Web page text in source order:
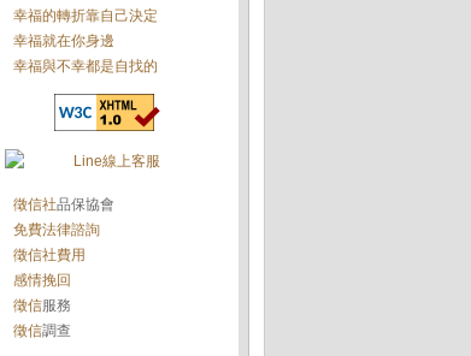
幸福的轉折靠自己決定
幸福就在你身邊
幸福與不幸都是自找的
徵信社品保協會
免費法律諮詢
徵信社費用
感情挽回
徵信服務
徵信調查